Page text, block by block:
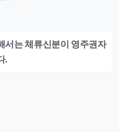
서는 체류신분이 영주권자
.